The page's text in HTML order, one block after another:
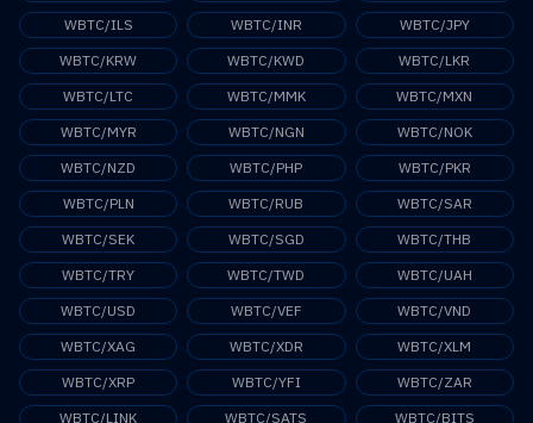
WBTC/ILS
WBTC/INR
WBTC/JPY
WBTC/KRW
WBTC/KWD
WBTC/LKR
WBTC/LTC
WBTC/MMK
WBTC/MXN
WBTC/MYR
WBTC/NGN
WBTC/NOK
WBTC/NZD
WBTC/PHP
WBTC/PKR
WBTC/PLN
WBTC/RUB
WBTC/SAR
WBTC/SEK
WBTC/SGD
WBTC/THB
WBTC/TRY
WBTC/TWD
WBTC/UAH
WBTC/USD
WBTC/VEF
WBTC/VND
WBTC/XAG
WBTC/XDR
WBTC/XLM
WBTC/XRP
WBTC/YFI
WBTC/ZAR
WBTC/LINK
WBTC/SATS WBTC/BITS